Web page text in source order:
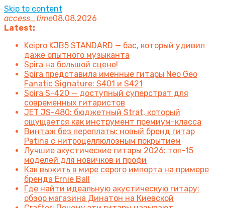
Skip to content
access_time08.08.2026
Latest:
Keipro KJB5 STANDARD — бас, который удивил
даже опытного музыканта
Spira на большой сцене!
Spira представила именные гитары Neo Geo
Fanatic Signature: S401 и S421
Spira S-420 — доступный суперстрат для
современных гитаристов
JET JS-480: бюджетный Strat, который
ощущается как инструмент премиум-класса
Винтаж без переплаты: новый бренд гитар
Patina с нитроцеллюлозным покрытием
Лучшие акустические гитары 2026: топ-15
моделей для новичков и профи
Как выжить в мире серого импорта на примере
бренда Ernie Ball
Где найти идеальную акустическую гитару:
обзор магазина Динатон на Киевской